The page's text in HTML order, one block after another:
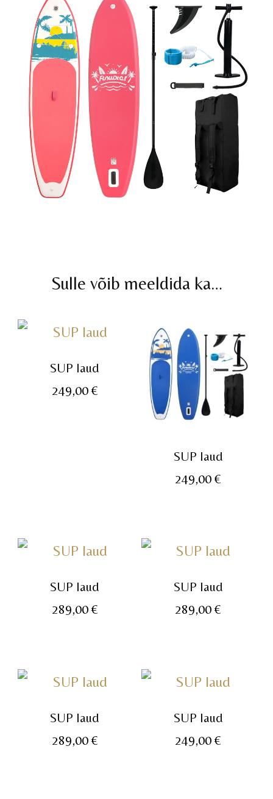
Sulle võib meeldida ka…
SUP laud
249,00 €
SUP laud
249,00€
SUP laud
289,00 €
SUP laud
289,00€
SUP laud
289,00 €
SUP laud
249,00€